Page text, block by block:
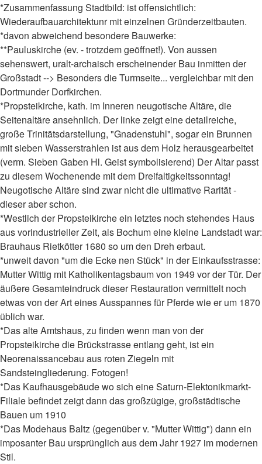
*Zusammenfassung Stadtbild: ist offensichtlich:
Wiederaufbauarchitektunr mit einzelnen Gründerzeitbauten.
*davon abweichend besondere Bauwerke:
**Pauluskirche (ev. - trotzdem geöffnet!). Von aussen
sehenswert, uralt-archaisch erscheinender Bau inmitten der
Großstadt --> Besonders die Turmseite... vergleichbar mit den
Dortmunder Dorfkirchen.
*Propsteikirche, kath. im Inneren neugotische Altäre, die
Seitenaltäre ansehnlich. Der linke zeigt eine detailreiche,
große Trinitätsdarstellung, "Gnadenstuhl", sogar ein Brunnen
mit sieben Wasserstrahlen ist aus dem Holz herausgearbeitet
(verm. Sieben Gaben Hl. Geist symbolisierend) Der Altar passt
zu diesem Wochenende mit dem Dreifaltigkeitssonntag!
Neugotische Altäre sind zwar nicht die ultimative Rarität -
dieser aber schon.
*Westlich der Propsteikirche ein letztes noch stehendes Haus
aus vorindustrieller Zeit, als Bochum eine kleine Landstadt war:
Brauhaus Rietkötter 1680 so um den Dreh erbaut.
*unweit davon "um die Ecke nen Stück" in der Einkaufsstrasse:
Mutter Wittig mit Katholikentagsbaum von 1949 vor der Tür. Der
äußere Gesamteindruck dieser Restauration vermittelt noch
etwas von der Art eines Ausspannes für Pferde wie er um 1870
üblich war.
*Das alte Amtshaus, zu finden wenn man von der
Propsteikirche die Brückstrasse entlang geht, ist ein
Neorenaissancebau aus roten Ziegeln mit
Sandsteingliederung. Fotogen!
*Das Kaufhausgebäude wo sich eine Saturn-Elektonikmarkt-
Filiale befindet zeigt dann das großzügige, großstädtische
Bauen um 1910
*Das Modehaus Baltz (gegenüber v. "Mutter Wittig") dann ein
imposanter Bau ursprünglich aus dem Jahr 1927 im modernen
Stil.